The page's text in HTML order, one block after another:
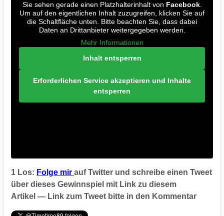
Sie sehen gerade einen Platzhalterinhalt von Facebook.
Um auf den eigentlichen Inhalt zuzugreifen, klicken Sie auf
die Schaltfläche unten. Bitte beachten Sie, dass dabei
Daten an Drittanbieter weitergegeben werden.
Mehr Informationen
Inhalt entsperren
Erforderlichen Service akzeptieren und Inhalte
entsperren
1 Los: Folge mir auf Twitter und schreibe einen Tweet
über dieses Gewinnspiel mit Link zu diesem
Artikel — Link zum Tweet bitte in den Kommentar